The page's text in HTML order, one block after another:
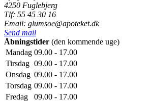
4250 Fuglebjerg
Tlf: 55 45 30 16
Email: glumsoe@apoteket.dk
Send mail
Åbningstider (den kommende uge)
Mandag 09.00 - 17.00
Tirsdag 09.00 - 17.00
Onsdag 09.00 - 17.00
Torsdag 09.00 - 17.00
Fredag
09.00 - 17.00